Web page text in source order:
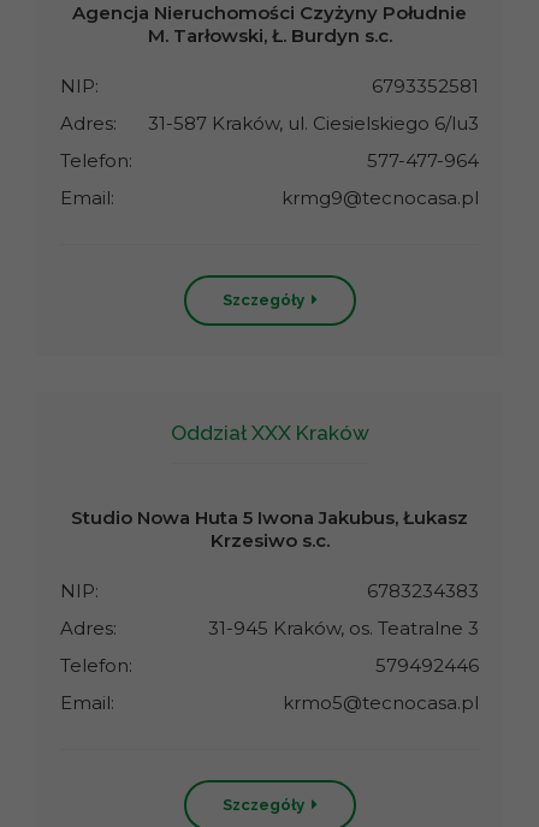
Agencja Nieruchomości Czyżyny Południe
M. Tarłowski, Ł. Burdyn s.c.
NIP:
6793352581
Adres:
31-587 Kraków, ul. Ciesielskiego 6/lu3
Telefon:
577-477-964
Email:
krmg9@tecnocasa.pl
Szczegóły
Oddział XXX Kraków
Studio Nowa Huta 5 Iwona Jakubus, Łukasz
Krzesiwo s.c.
NIP:
6783234383
Adres:
31-945 Kraków, os. Teatralne 3
Telefon:
579492446
Email:
krmo5@tecnocasa.pl
Szczegóły